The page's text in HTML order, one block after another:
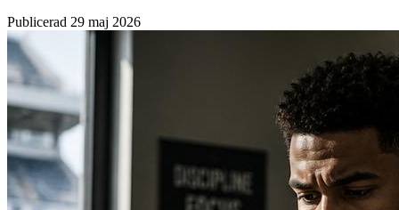
Publicerad 29 maj 2026